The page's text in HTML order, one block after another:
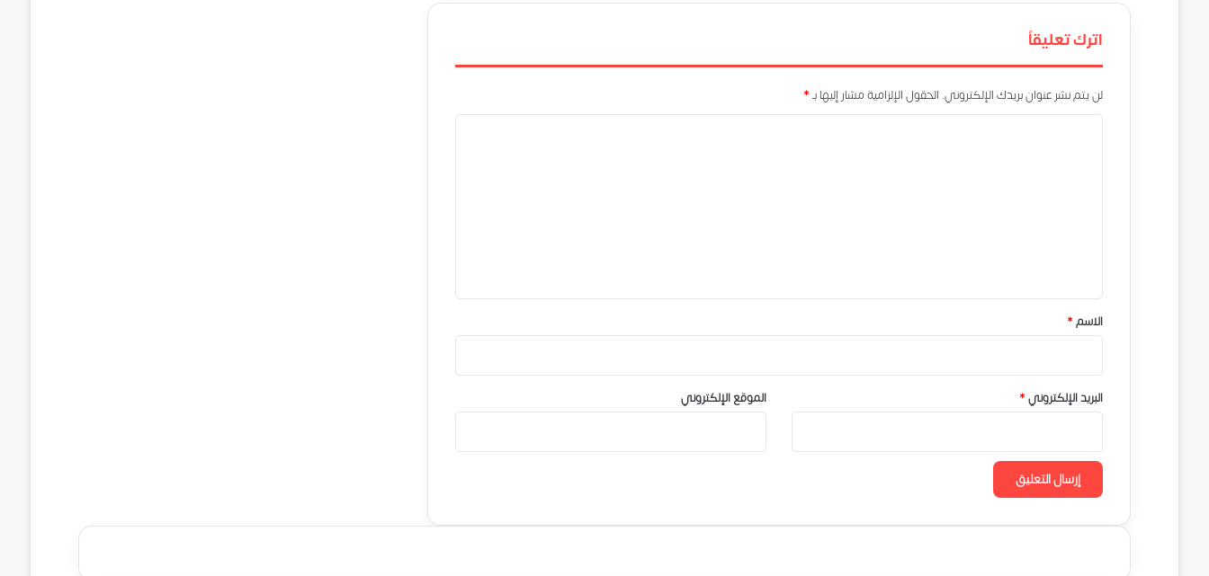
اترك تعليقاً
لن يتم نشر عنوان بريدك الإلكتروني. الحقول الإلزامية مشار إليها بـ*
*
الاسم*
البريد الإلكتروني* الموقع الإلكتروني